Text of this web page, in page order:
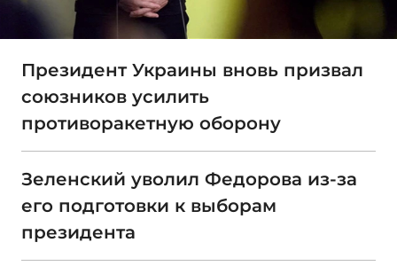
Президент Украины вновь призвал
союзников усилить
противоракетную оборону
Зеленский уволил Федорова из-за
его подготовки к выборам
президента